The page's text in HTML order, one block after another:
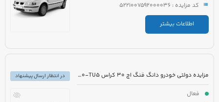
کد مزایده : 5221007592000036
اطلاعات بیشتر
مزایده دولتی خودرو دانگ فنگ اچ 30 کراس H30-TU5 مدل 1396 رنگ سفید
فعال
در انتظار ارسال پیشنهاد